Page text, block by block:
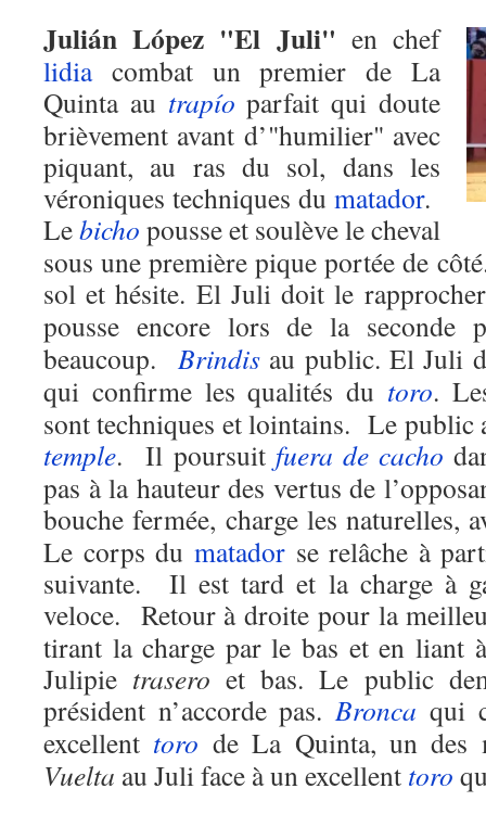
Julián López "El Juli" en chef
lidiacombat un premier de La
Quinta au trapío parfait qui doute
brièvement avant d’"humilier" avec
piquant, au ras du sol, dans les
véroniques techniques du matador.
Lebicho pousse et soulève le cheval
sous une première pique portée de
sol et hésite. El Juli doit le
pousse encore lors de la
beaucoup. Brindisau public. El Juli
qui confirme les qualités du toro.
sont techniques et lointains. Le public
temple. Il poursuit fuera de cacho
pas à la hauteur des vertus de
bouche fermée, charge les naturelles,
Le corps du matadorse relâche à
suivante. Il est tard et la charge à
veloce. Retour à droite pour la
tirant la charge par le bas et en liant
Julipie trasero et bas. Le public
président n’accorde pas.Bronca qui
excellent toro de La Quinta, un
Vuelta au Juli face à un excellent toro